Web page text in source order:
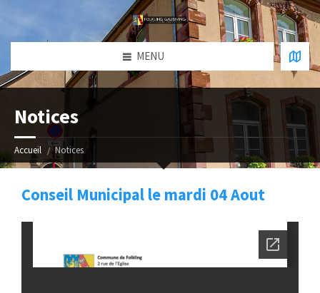
MENU
Notices
Accueil Notices
Conseil Municipal le mardi 04 Aout